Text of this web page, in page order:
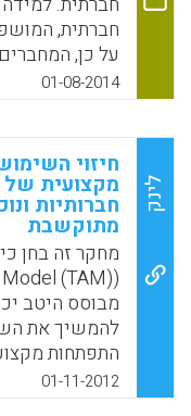
מסייעת
ביסוס של
2014)
חברתית,
על כן,
הנתפס
המחברים
Theo
2014).
01-08-2014
לינק
חיזוי
מקצועית של
חברותיות
מתוקשבת
מחקר זה בחן
(TAM)
מבוסס היטב
להמשיך את
התפתחות
2012).
01-11-2012